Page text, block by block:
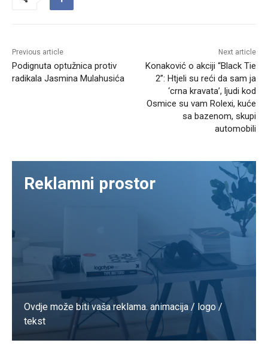
Previous article
Podignuta optužnica protiv
radikala Jasmina Mulahusića
Next article
Konaković o akciji “Black Tie
2”: Htjeli su reći da sam ja
‘crna kravata’, ljudi kod
Osmice su vam Rolexi, kuće
sa bazenom, skupi
automobili
Reklamni prostor
Ovdje može biti vaša reklama. animacija / logo /
tekst